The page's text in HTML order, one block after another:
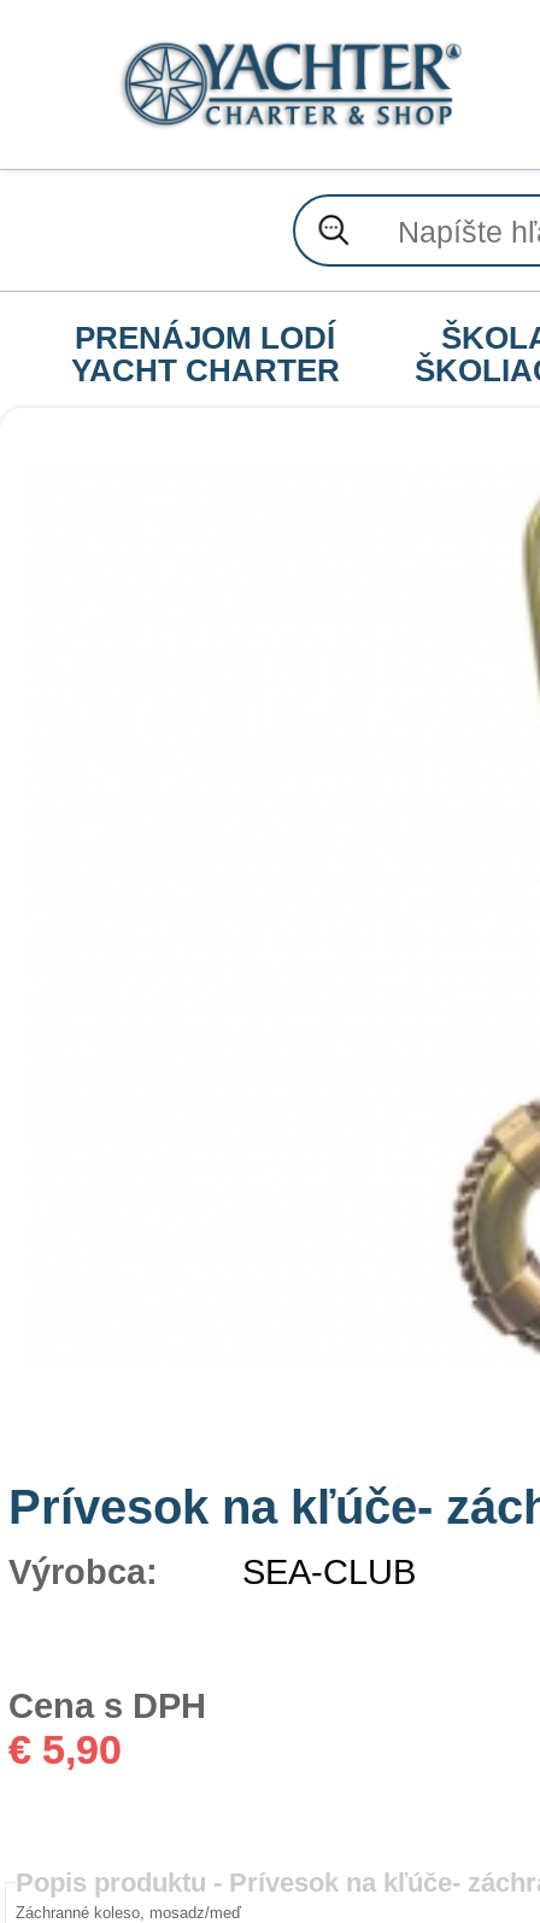
PRENÁJOM LODÍ
YACHT CHARTER
Prívesok na kľúče-
Výrobca: SEA-CLUB
Cena s DPH
€ 5,90
Popis produktu - Prívesok na kľúče-
Záchranné koleso, mosadz/meď